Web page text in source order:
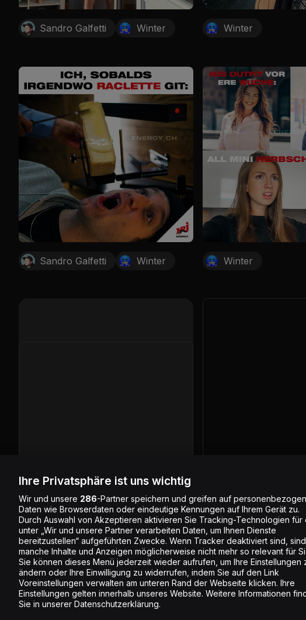
Sandro Galfetti Winter Winter
Sandro Galfetti Winter Winter
Werbung
Werbung
Ihre Privatsphäre ist uns wichtig
Wir und unsere 286-Partner speichern und greifen auf
Daten wie Browserdaten oder eindeutige Kennungen auf Ihrem Gerät zu.
Durch Auswahl von Akzeptieren aktivieren Sie Tracking-Technologien für
unter „Wir und unsere Partner verarbeiten Daten, um Ihnen Dienste
bereitzustellen“ aufgeführten Zwecke. Wenn Tracker deaktiviert sind, sind
manche Inhalte und Anzeigen möglicherweise nicht mehr so relevant für
Sie können dieses Menü jederzeit wieder aufrufen, um Ihre Einstellungen
ändern oder Ihre Einwilligung zu widerrufen, indem Sie auf den Link
Voreinstellungen verwalten am unteren Rand der Webseite klicken. Ihre
Einstellungen gelten innerhalb unseres Website. Weitere Informationen
Sie in unserer Datenschutzerklärung.